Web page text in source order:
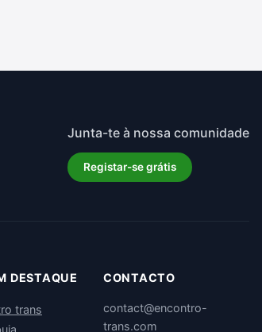
Junta-te à nossa comunidade
Registar-se grátis
DESTAQUE
trans
CONTACTO
contact@encontro-
trans.com